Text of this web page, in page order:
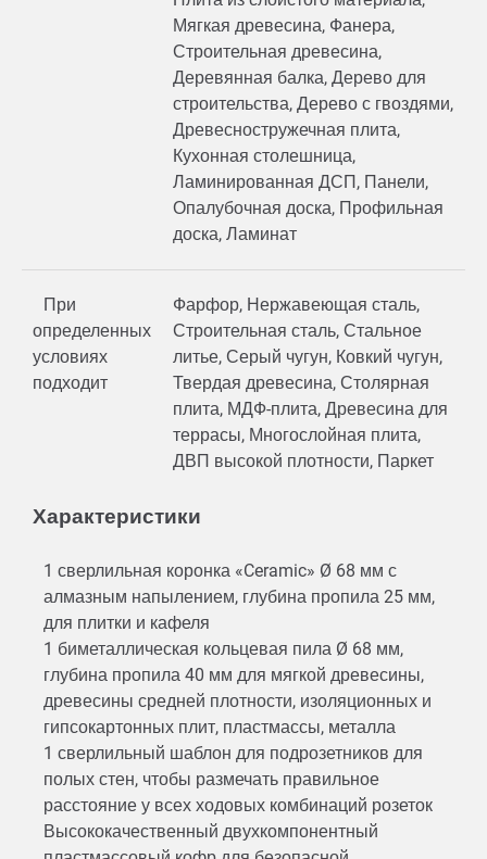
Мягкая древесина, Фанера,
Строительная древесина,
Деревянная балка, Дерево для
строительства, Дерево с гвоздями,
Древесностружечная плита,
Кухонная столешница,
Ламинированная ДСП, Панели,
Опалубочная доска, Профильная
доска, Ламинат
При
определенных
условиях
подходит
Фарфор, Нержавеющая сталь,
Строительная сталь, Стальное
литье, Серый чугун, Ковкий чугун,
Твердая древесина, Столярная
плита, МДФ-плита, Древесина для
террасы, Многослойная плита,
ДВП высокой плотности, Паркет
Характеристики
1 сверлильная коронка «Ceramic» Ø 68 мм с
алмазным напылением, глубина пропила 25 мм,
для плитки и кафеля
1 биметаллическая кольцевая пила Ø 68 мм,
глубина пропила 40 мм для мягкой древесины,
древесины средней плотности, изоляционных и
гипсокартонных плит, пластмассы, металла
1 сверлильный шаблон для подрозетников для
полых стен, чтобы размечать правильное
расстояние у всех ходовых комбинаций розеток
Высококачественный двухкомпонентный